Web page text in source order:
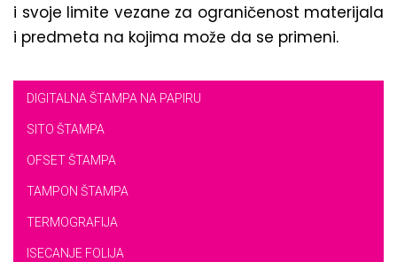
i svoje limite vezane za ograničenost materijala
i predmeta na kojima može da se primeni.
DIGITALNA ŠTAMPA NA PAPIRU
SITO ŠTAMPA
OFSET ŠTAMPA
TAMPON ŠTAMPA
TERMOGRAFIJA
ISECANJE FOLIJA